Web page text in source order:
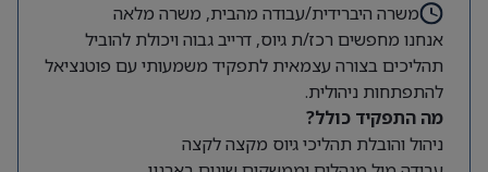
משרה היברידית/עבודה מהבית, משרה מלאה
אנחנו מחפשים רכז/ת גיוס, דרייב גבוה ויכולת להוביל
תהליכים בצורה עצמאית לתפקיד משמעותי עם פוטנציאל
להתפתחות ניהולית.
מה התפקיד כולל?
ניהול והובלת תהליכי גיוס מקצה לקצה